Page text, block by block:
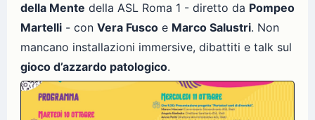
della Mente della ASL Roma 1 - diretto da Pompeo
Martelli - con Vera Fusco e Marco Salustri. Non
mancano installazioni immersive, dibattiti e talk sul
gioco d’azzardo patologico.